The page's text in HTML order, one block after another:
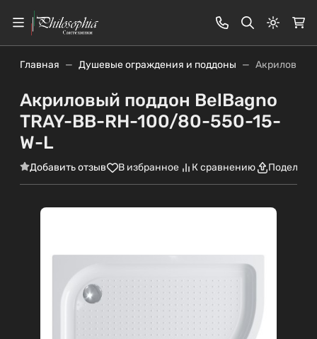
Главная Душевые ограждения и поддоны Акриловый
Акриловый поддон BelBagno
TRAY-BB-RH-100/80-550-15-
W-L
Добавить отзыв В избранное К сравнению